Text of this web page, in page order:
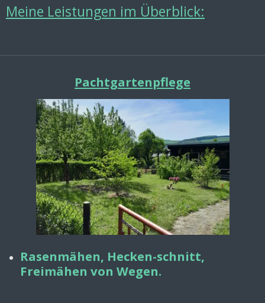
Meine Leistungen im Überblick:
Pachtgartenpflege
Rasenmähen, Hecken-schnitt,
Freimähen von Wegen.